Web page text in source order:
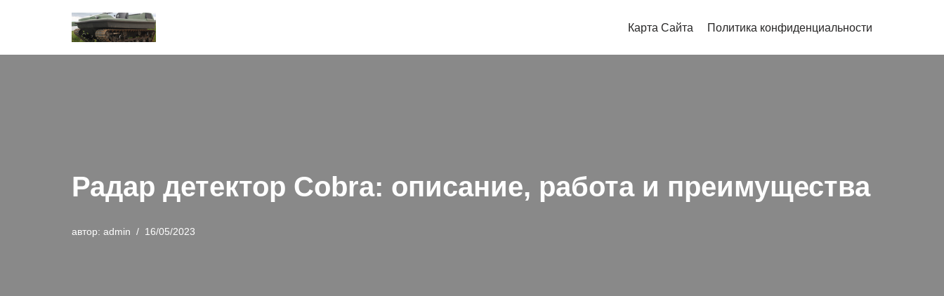
к
Карта Сайта Политика конфиденциальности
Радар детектор Cobra: описание, работа и преимущества
автор: admin 16/05/2023